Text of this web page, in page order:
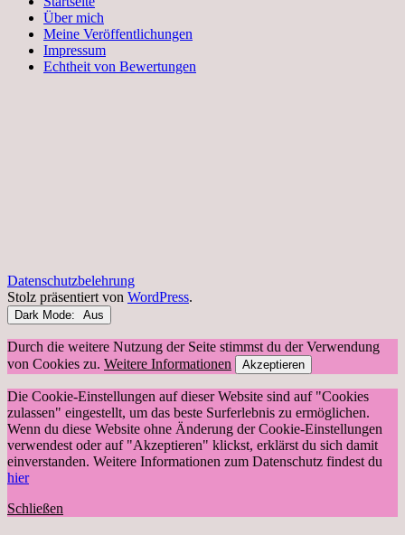
Über mich
Meine Veröffentlichungen
Impressum
Echtheit von Bewertungen
Datenschutzbelehrung
Stolz präsentiert von WordPress.
Dark Mode:
Durch die weitere Nutzung der Seite stimmst du der Verwendung
von Cookies zu. Weitere Informationen Akzeptieren
Die Cookie-Einstellungen auf dieser Website sind auf "Cookies
zulassen" eingestellt, um das beste Surferlebnis zu ermöglichen.
Wenn du diese Website ohne Änderung der Cookie-Einstellungen
verwendest oder auf "Akzeptieren" klickst, erklärst du sich damit
einverstanden. Weitere Informationen zum Datenschutz findest du
hier
Schließen